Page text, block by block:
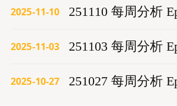
2025-11-10 251110 每周分析
2025-11-03 251103 每周分析
2025-10-27 251027 每周分析